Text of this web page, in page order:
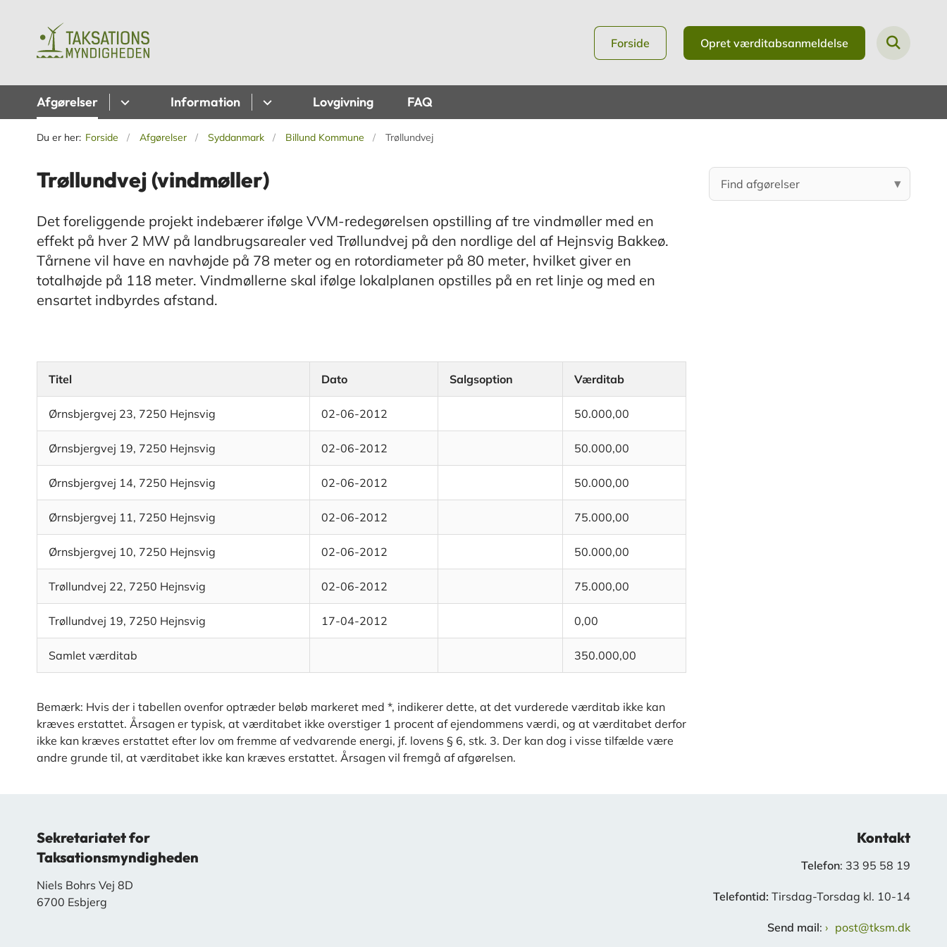
Forside Opret værditabsanmeldelse
Afgørelser Information Lovgivning FAQ
Du er her: Forside Afgørelser Syddanmark Billund Kommune Trøllundvej
Trøllundvej (vindmøller)
Det foreliggende projekt indebærer ifølge VVM-redegørelsen opstilling af tre vindmøller med en
effekt på hver 2 MW på landbrugsarealer ved Trøllundvej på den nordlige del af Hejnsvig Bakkeø.
Tårnene vil have en navhøjde på 78 meter og en rotordiameter på 80 meter, hvilket giver en
totalhøjde på 118 meter. Vindmøllerne skal ifølge lokalplanen opstilles på en ret linje og med en
ensartet indbyrdes afstand.
Titel Dato Salgsoption Værditab
Ørnsbjergvej 23, 7250 Hejnsvig 02-06-2012 50.000,00
Ørnsbjergvej 19, 7250 Hejnsvig 02-06-2012 50.000,00
Ørnsbjergvej 14, 7250 Hejnsvig 02-06-2012 50.000,00
Ørnsbjergvej 11, 7250 Hejnsvig 02-06-2012 75.000,00
Ørnsbjergvej 10, 7250 Hejnsvig 02-06-2012 50.000,00
Trøllundvej 22, 7250 Hejnsvig 02-06-2012 75.000,00
Trøllundvej 19, 7250 Hejnsvig 17-04-2012 0,00
Samlet værditab 350.000,00
Bemærk: Hvis der i tabellen ovenfor optræder beløb markeret med *, indikerer dette, at det vurderede værditab ikke kan
kræves erstattet. Årsagen er typisk, at værditabet ikke overstiger 1 procent af ejendommens værdi, og at værditabet derfor
ikke kan kræves erstattet efter lov om fremme af vedvarende energi, jf. lovens § 6, stk. 3. Der kan dog i visse tilfælde være
andre grunde til, at værditabet ikke kan kræves erstattet. Årsagen vil fremgå af afgørelsen.
Sekretariatet for
Taksationsmyndigheden
Niels Bohrs Vej 8D
6700 Esbjerg
Kontakt
Telefon: 33 95 58 19
Telefontid: Tirsdag-Torsdag kl. 10-14
Send mail: post@tksm.dk